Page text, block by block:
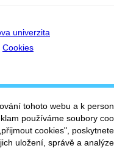
univerzita
Cookies
tohoto webu a k
používáme soubory
cookies",
uložení, správě a analýze.